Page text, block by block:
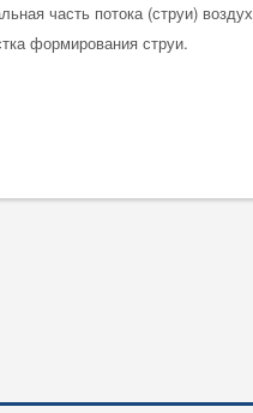
часть потока (струи)
формирования струи.